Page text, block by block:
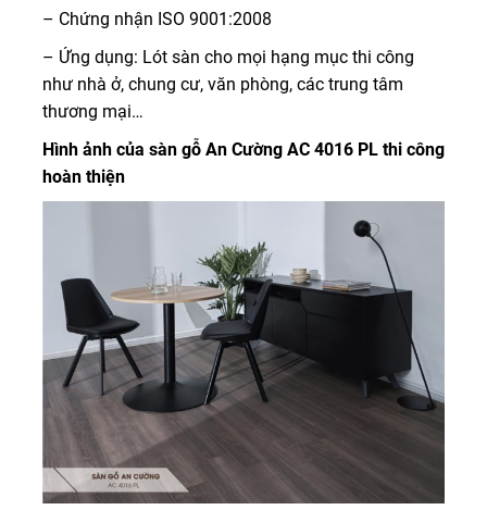
– Chứng nhận ISO 9001:2008
– Ứng dụng: Lót sàn cho mọi hạng mục thi công
như nhà ở, chung cư, văn phòng, các trung tâm
thương mại…
Hình ảnh của sàn gỗ An Cường AC 4016 PL thi công
hoàn thiện